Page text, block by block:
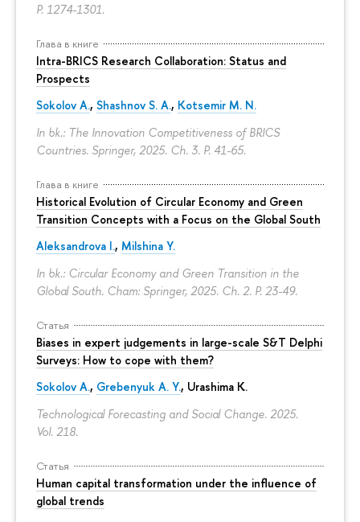
P. 1274-1301.
Глава в книге
Intra-BRICS Research Collaboration: Status and
Prospects
Sokolov A., Shashnov S. A., Kotsemir M. N.
In bk.: The Innovation Competitiveness of BRICS
Countries. Springer, 2025. Ch. 3. P. 41-65.
Глава в книге
Historical Evolution of Circular Economy and Green
Transition Concepts with a Focus on the Global South
Aleksandrova I., Milshina Y.
In bk.: Circular Economy and Green Transition in the
Global South. Cham: Springer, 2025. Ch. 2. P. 23-49.
Статья
Biases in expert judgements in large-scale S&T Delphi
Surveys: How to cope with them?
Sokolov A., Grebenyuk A. Y., Urashima K.
Technological Forecasting and Social Change. 2025.
Vol. 218.
Статья
Human capital transformation under the influence of
global trends